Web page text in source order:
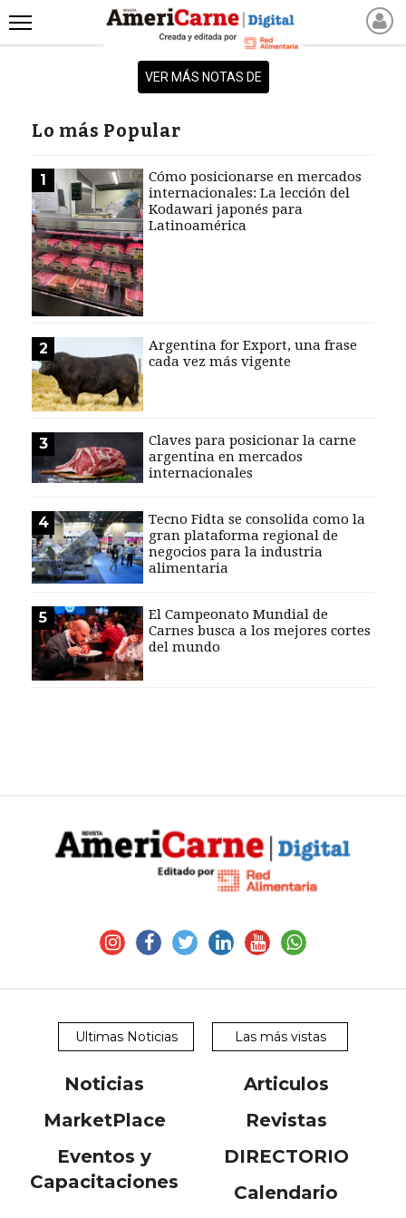
NOTICIAS RECIENTES
NOTICIAS
PRODUCCIÓN
PROCESO
PRODUCTO
NUEVOS PRODUCTOS
MARKETPLACE
REVISTAS
REVISTAS
CATÁLOGO DE CORTES
DE CARNE VACUNA
CAPACITACIONES
DIRECTORIO
MEDIA KIT
TEMAS DESTACADOS
CARNE
FRIGORIFICO
VACAS
INVESTIGACIÓN
TÉRMINOS
CONDICIONES
MAPA
SOMOS
VER MÁS NOTAS DE
Lo más Popular
1
Cómo posicionarse en mercados
internacionales: La lección del
Kodawari japonés para
Latinoamérica
2
Argentina for Export, una frase
cada vez más vigente
3
Claves para posicionar la carne
argentina en mercados
internacionales
4
Tecno Fidta se consolida como la
gran plataforma regional de
negocios para la industria
alimentaria
5
El Campeonato Mundial de
Carnes busca a los mejores cortes
del mundo
Ultimas Noticias Las más vistas
Noticias
Articulos
MarketPlace
Revistas
Eventos y
Capacitaciones
DIRECTORIO
Calendario